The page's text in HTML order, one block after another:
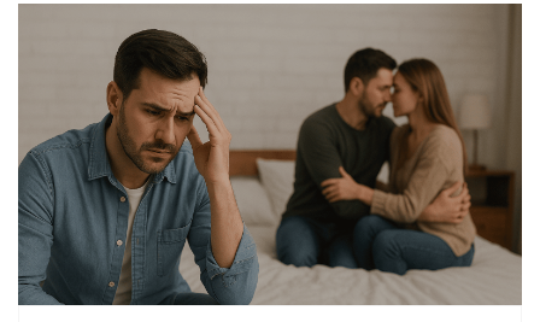
產上或非財產上的損害賠償（精神慰撫金）。